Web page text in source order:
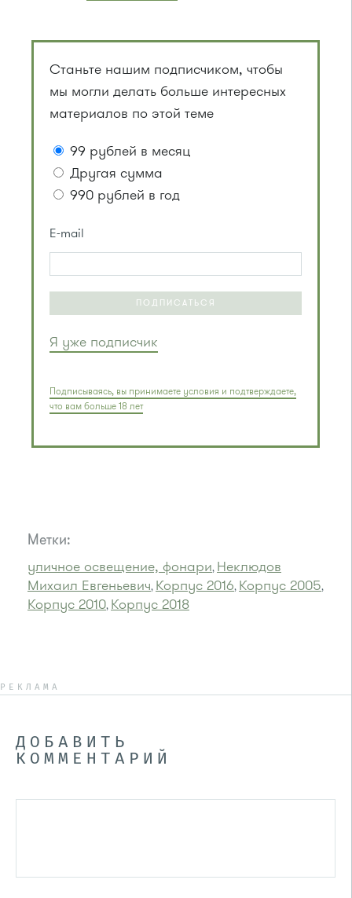
Станьте нашим подписчиком, чтобы
мы могли делать больше интересных
материалов по этой теме
99 рублей в месяц
Другая сумма
990 рублей в год
E-mail
ПОДПИСАТЬСЯ
Я уже подписчик
Подписываясь, вы принимаете условия и подтверждаете,
что вам больше 18 лет
Метки:
уличное освещение, фонари, Неклюдов
Михаил Евгеньевич, Корпус 2016, Корпус 2005,
Корпус 2010, Корпус 2018
РЕКЛАМА
ДОБАВИТЬ
КОММЕНТАРИЙ